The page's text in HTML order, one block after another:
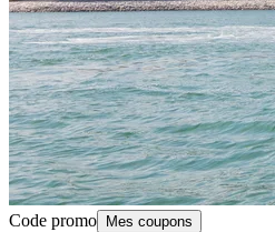
Code promo Mes coupons